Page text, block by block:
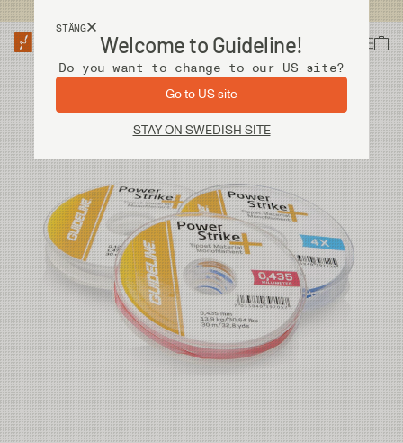
STÄNG
Welcome to Guideline!
Do you want to change to our US site?
Go to US site
STAY ON SWEDISH SITE